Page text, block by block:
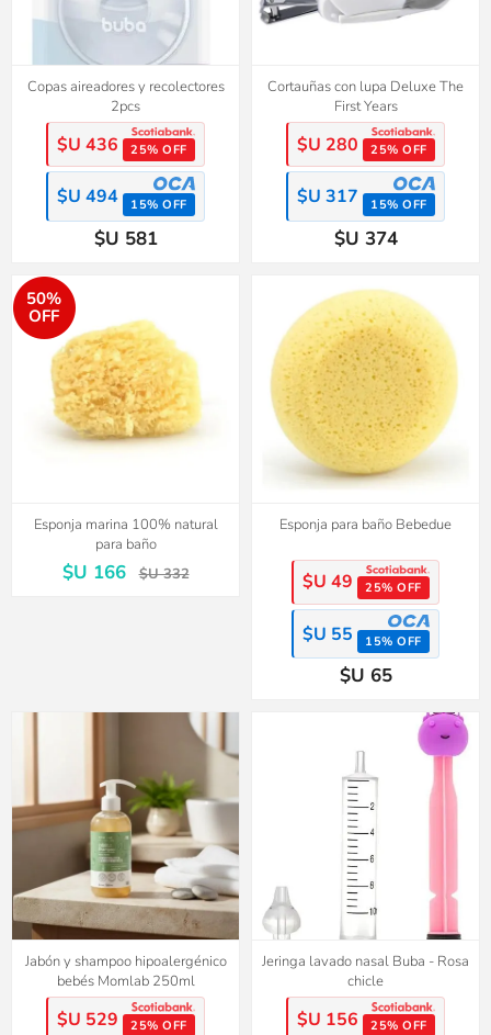
Copas aireadores y recolectores
2pcs
$U 436 25% OFF
$U 494 15% OFF
$U 581
Cortauñas con lupa Deluxe The
First Years
$U 280 25% OFF
$U 317 15% OFF
$U 374
50%
OFF
Esponja marina 100% natural
para baño
$U 166 $U 332
Esponja para baño Bebedue
$U 49 25% OFF
$U 55 15% OFF
$U 65
Jabón y shampoo hipoalergénico
bebés Momlab 250ml
$U 529 25% OFF
Jeringa lavado nasal Buba - Rosa
chicle
$U 156 25% OFF